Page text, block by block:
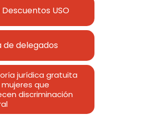
Descuentos USO
de delegados
jurídica gratuita
que
discriminación